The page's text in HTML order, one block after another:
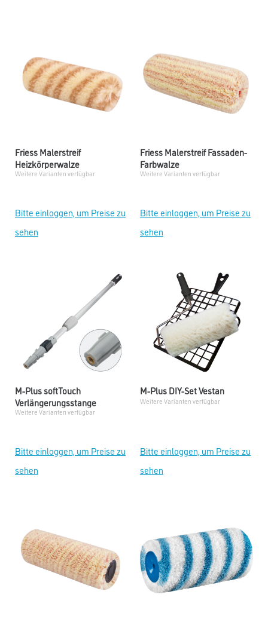
Friess Malerstreif
Heizkörperwalze
Weitere Varianten verfügbar
Bitte einloggen, um Preise zu
sehen
Friess Malerstreif Fassaden-
Farbwalze
Weitere Varianten verfügbar
Bitte einloggen, um Preise zu
sehen
M-Plus softTouch
Verlängerungsstange
Weitere Varianten verfügbar
Bitte einloggen, um Preise zu
sehen
M-Plus DIY-Set Vestan
Weitere Varianten verfügbar
Bitte einloggen, um Preise zu
sehen